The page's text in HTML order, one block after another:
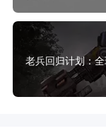
老兵回归计划：